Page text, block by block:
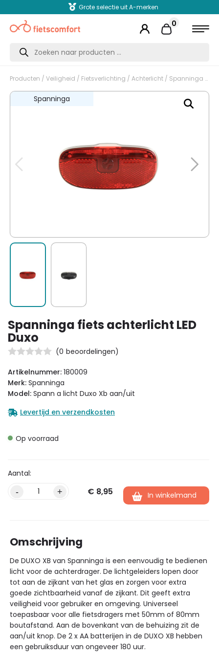
Grote selectie uit A-merken
0
Producten
zoeken
Producten / Veiligheid / Fietsverlichting / Achterlicht / Spanninga fiets achterlicht LED Duxo
Spanninga
Spanninga fiets achterlicht LED
Duxo
(0 beoordelingen)
Artikelnummer: 180009
Merk: Spanninga
Model: Spann a licht Duxo Xb aan/uit
Levertijd en verzendkosten
Op voorraad
- + € 8,95 In winkelmand
Alternative:
Omschrijving
De DUXO XB van Spanninga is een eenvoudig te bedienen
licht voor de achterdrager. De lichtgeleiders lopen door
tot aan de zijkant van het glas en zorgen voor extra
goede zichtbaarheid vanaf de zijkant. Dit geeft extra
veiligheid voor gebruiker en omgeving. Universeel
toepasbaar voor alle fietsdragers met 50mm of 80mm
boutafstand. Aan de bovenkant van de behuizing zit de
aan/uit knop. De 2 x AA batterijen in de DUXO XB hebben
een gebruiksduur van ongeveer 180 uur.